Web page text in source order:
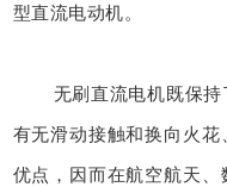
型直流电动机。
无刷直流电机既保
有无滑动接触和换向火
优点，因而在航空航天